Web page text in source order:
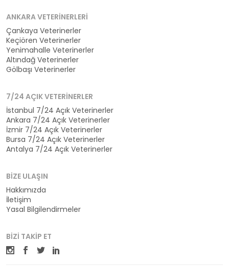
ANKARA VETERINERLERI
Çankaya Veterinerler
Keçiören Veterinerler
Yenimahalle Veterinerler
Altındağ Veterinerler
Gölbaşı Veterinerler
7/24 AÇIK VETERINERLER
İstanbul 7/24 Açık Veterinerler
Ankara 7/24 Açık Veterinerler
İzmir 7/24 Açık Veterinerler
Bursa 7/24 Açık Veterinerler
Antalya 7/24 Açık Veterinerler
BIZE ULAŞIN
Hakkımızda
İletişim
Yasal Bilgilendirmeler
BIZI TAKIP ET